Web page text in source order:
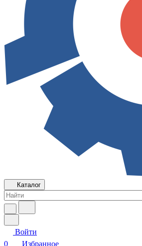
Каталог
Войти
0
Избранное